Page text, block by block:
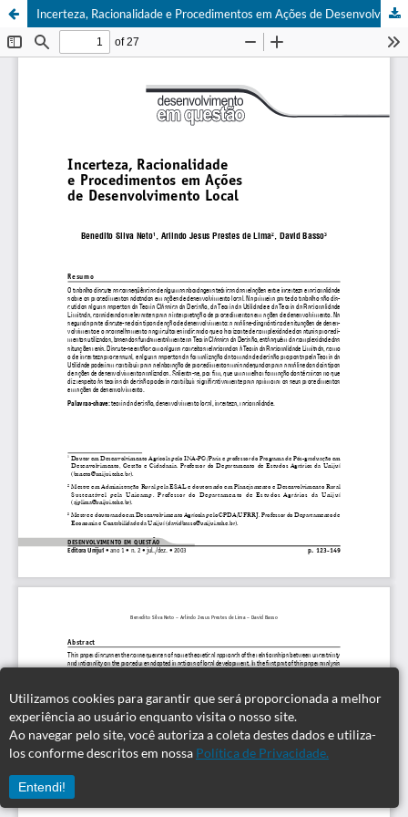
Utilizamos cookies para garantir que será proporcionada a melhor
experiência ao usuário enquanto visita o nosso site.
Ao navegar pelo site, você autoriza a coleta destes dados e utiliza-
los conforme descritos em nossa Política de Privacidade.
Entendi!
Incerteza, Racionalidade e Procedimentos em Ações de Desenvolvimento Local